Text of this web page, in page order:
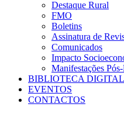
Destaque Rural
FMO
Boletins
Assinatura de
Comunicados
Impacto
Manifestações
BIBLIOTECA DIGITAL
EVENTOS
CONTACTOS